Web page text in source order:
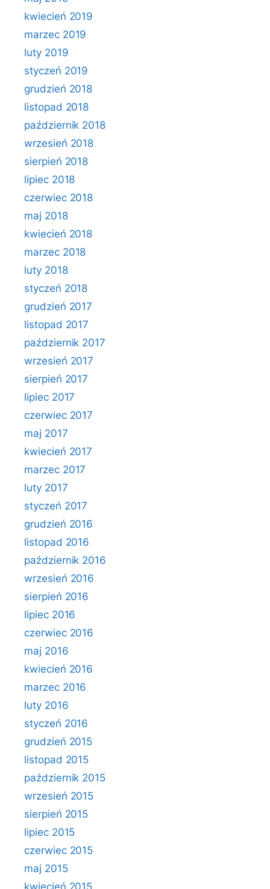
kwiecień 2019
marzec 2019
luty 2019
styczeń 2019
grudzień 2018
listopad 2018
październik 2018
wrzesień 2018
sierpień 2018
lipiec 2018
czerwiec 2018
maj 2018
kwiecień 2018
marzec 2018
luty 2018
styczeń 2018
grudzień 2017
listopad 2017
październik 2017
wrzesień 2017
sierpień 2017
lipiec 2017
czerwiec 2017
maj 2017
kwiecień 2017
marzec 2017
luty 2017
styczeń 2017
grudzień 2016
listopad 2016
październik 2016
wrzesień 2016
sierpień 2016
lipiec 2016
czerwiec 2016
maj 2016
kwiecień 2016
marzec 2016
luty 2016
styczeń 2016
grudzień 2015
listopad 2015
październik 2015
wrzesień 2015
sierpień 2015
lipiec 2015
czerwiec 2015
maj 2015
kwiecień 2015